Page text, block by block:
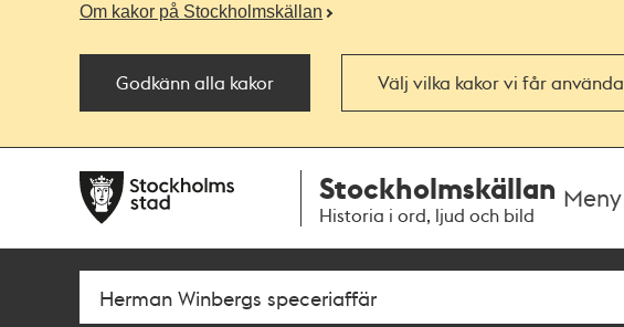
Om kakor på Stockholmskällan
Godkänn alla kakor Välj vilka kakor vi får använda
navigationen
huvudinnehållet
Stockholmskällan
Historia i ord, ljud och bild
Meny
Sök